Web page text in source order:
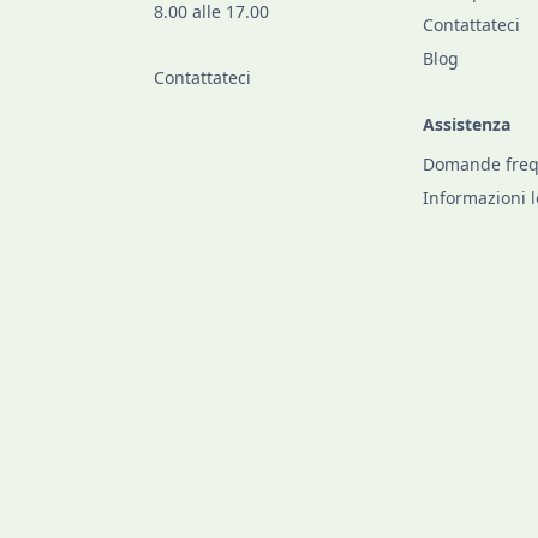
8.00 alle 17.00
Contattateci
Contattateci
Blog
Assistenza
Domande
Informazioni